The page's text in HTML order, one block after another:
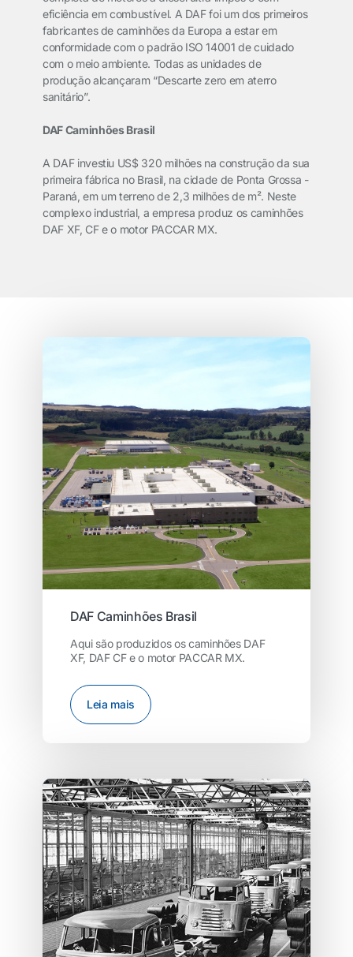
eficiência em combustível. A DAF foi um dos primeiros
fabricantes de caminhões da Europa a estar em
conformidade com o padrão ISO 14001 de cuidado
com o meio ambiente. Todas as unidades de
produção alcançaram “Descarte zero em aterro
sanitário”.
DAF Caminhões Brasil
A DAF investiu US$ 320 milhões na construção da sua
primeira fábrica no Brasil, na cidade de Ponta Grossa -
Paraná, em um terreno de 2,3 milhões de m². Neste
complexo industrial, a empresa produz os caminhões
DAF XF, CF e o motor PACCAR MX.
DAF Caminhões Brasil
Aqui são produzidos os caminhões DAF
XF, DAF CF e o motor PACCAR MX.
Leia mais